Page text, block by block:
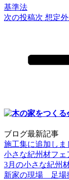
基準法
次の投稿次 想定
ブログ最新記事
施工集に追加しま
小さな紀州材フェ
3月の小さな紀州
新家の現場 足場